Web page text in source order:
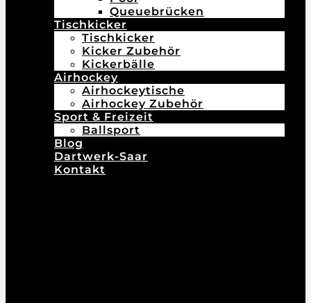
Queuebrücken
Tischkicker
Tischkicker
Kicker Zubehör
Kickerbälle
Airhockey
Airhockeytische
Airhockey Zubehör
Sport & Freizeit
Ballsport
Blog
Dartwerk-Saar
Kontakt